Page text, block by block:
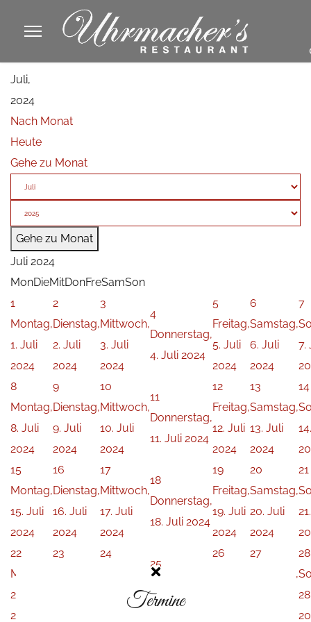
Juli,
2024
Nach Monat
Heute
Gehe zu Monat
Gehe zu Monat
Juli 2024
MonDieMitDonFreSamSon
1
Montag,
1. Juli
2024
2
Dienstag,
2. Juli
2024
3
Mittwoch,
3. Juli
2024
4
Donnerstag,
4. Juli 2024
5
Freitag,
5. Juli
2024
6
Samstag,
6. Juli
2024
7
7.
8
Montag,
8. Juli
2024
9
Dienstag,
9. Juli
2024
10
Mittwoch,
10. Juli
2024
11
Donnerstag,
11. Juli 2024
12
Freitag,
12. Juli
2024
13
Samstag,
13. Juli
2024
14
15
Montag,
15. Juli
2024
16
Dienstag,
16. Juli
2024
17
Mittwoch,
17. Juli
2024
18
Donnerstag,
18. Juli 2024
19
Freitag,
19. Juli
2024
20
Samstag,
20. Juli
2024
21
22
Montag,
22. Juli
2024
23
24
24. Juli
25
25. Juli 2024
26
27
Samstag,
28
Termine